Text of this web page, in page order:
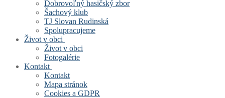
Dobrovoľný hasičský zbor
Šachový klub
TJ Slovan Rudinská
Spolupracujeme
Život v obci
Život v obci
Fotogalérie
Kontakt
Kontakt
Mapa stránok
Cookies a GDPR